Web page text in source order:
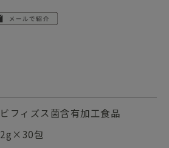
ビフィズス菌含有加工食品
2g×30包